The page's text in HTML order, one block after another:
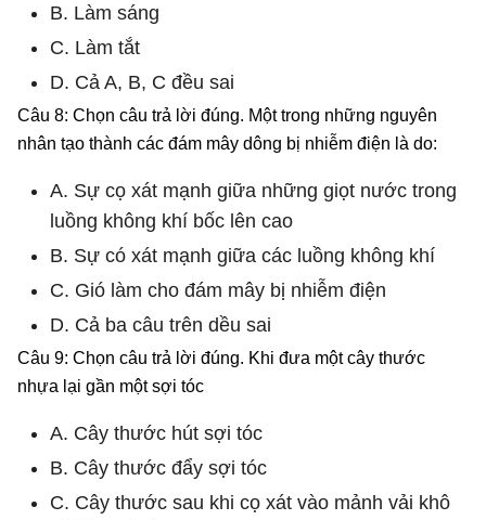
B. Làm sáng
C. Làm tắt
D. Cả A, B, C đều sai
Câu 8: Chọn câu trả lời đúng. Một trong những nguyên
nhân tạo thành các đám mây dông bị nhiễm điện là do:
A. Sự cọ xát mạnh giữa những giọt nước trong
luồng không khí bốc lên cao
B. Sự có xát mạnh giữa các luồng không khí
C. Gió làm cho đám mây bị nhiễm điện
D. Cả ba câu trên dều sai
Câu 9: Chọn câu trả lời đúng. Khi đưa một cây thước
nhựa lại gần một sợi tóc
A. Cây thước hút sợi tóc
B. Cây thước đẩy sợi tóc
C. Cây thước sau khi cọ xát vào mảnh vải khô